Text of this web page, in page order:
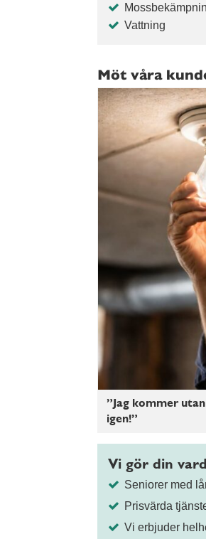
Vattning
Möt våra
”Jag kommer
igen!”
Vi gör din
Seniorer med
Prisvärda
Vi erbjuder